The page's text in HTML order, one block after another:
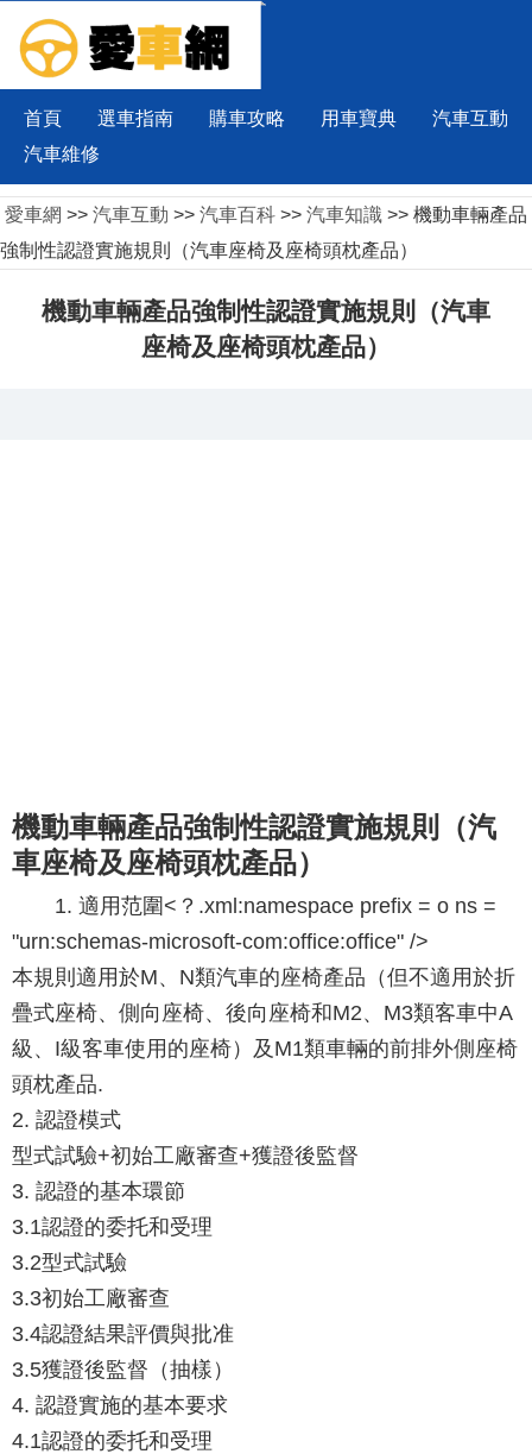
首頁 選車指南 購車攻略 用車寶典
汽車互動
汽車維修
愛車網 >> 汽車互動 >> 汽車百科 >> 汽車知識 >> 機動車輛產品
強制性認證實施規則（汽車座椅及座椅頭枕產品）
機動車輛產品強制性認證實施規則（汽車
座椅及座椅頭枕產品）
機動車輛產品強制性認證實施規則（汽
車座椅及座椅頭枕產品）
1. 適用范圍<？.xml:namespace prefix = o ns =
"urn:schemas-microsoft-com:office:office" />
本規則適用於M、N類汽車的座椅產品（但不適用於折
疊式座椅、側向座椅、後向座椅和M2、M3類客車中A
級、I級客車使用的座椅）及M1類車輛的前排外側座椅
頭枕產品.
2. 認證模式
型式試驗+初始工廠審查+獲證後監督
3. 認證的基本環節
3.1認證的委托和受理
3.2型式試驗
3.3初始工廠審查
3.4認證結果評價與批准
3.5獲證後監督（抽樣）
4. 認證實施的基本要求
4.1認證的委托和受理